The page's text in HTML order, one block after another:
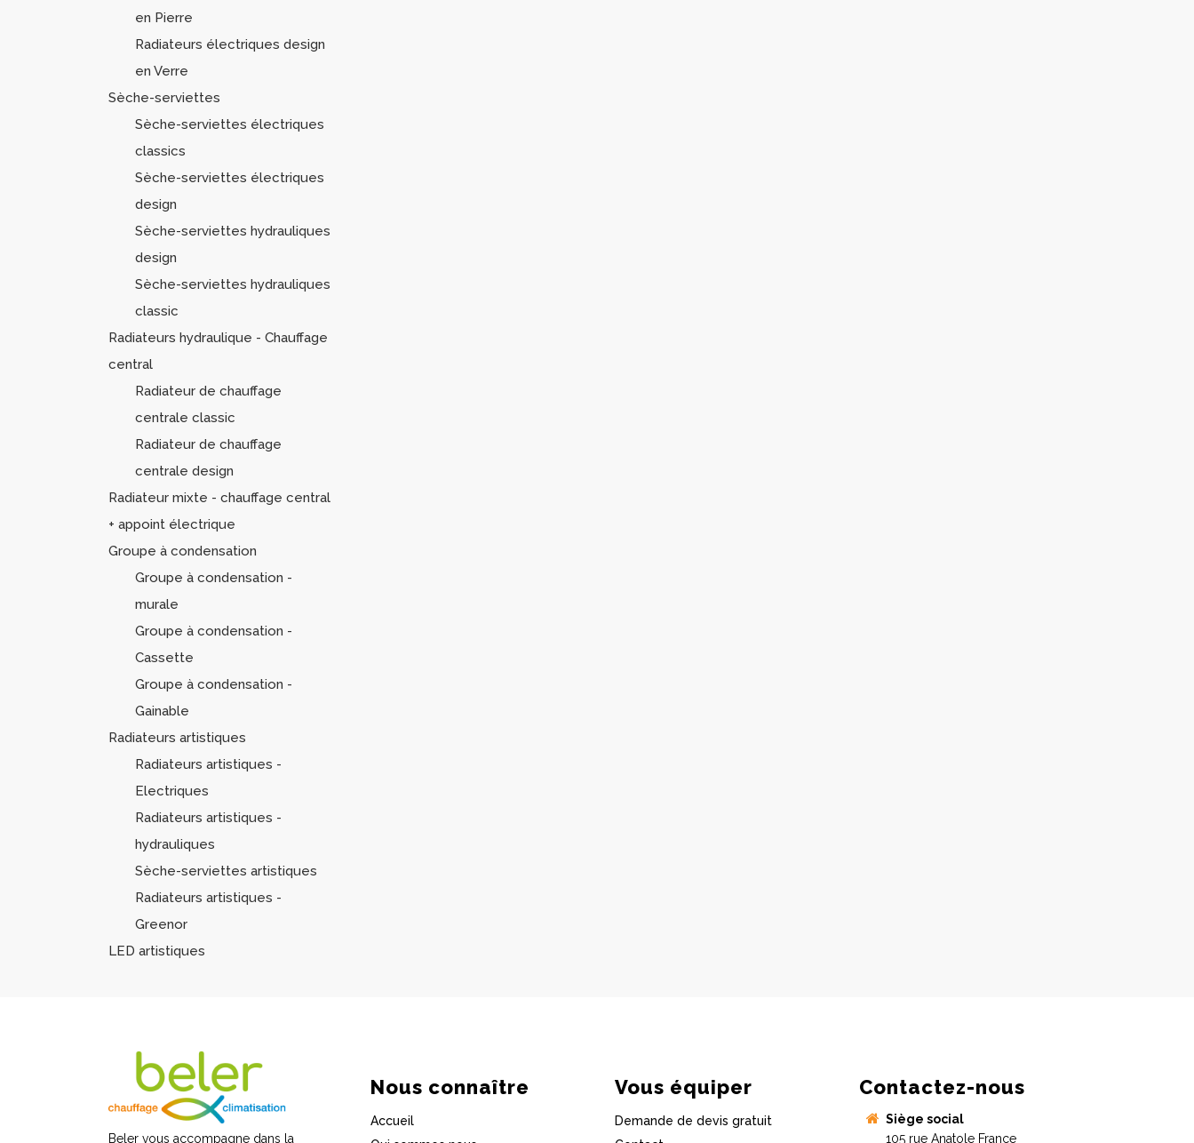
en Pierre
Radiateurs électriques design
en Verre
Sèche-serviettes
Sèche-serviettes électriques
classics
Sèche-serviettes électriques
design
Sèche-serviettes hydrauliques
design
Sèche-serviettes hydrauliques
classic
Radiateurs hydraulique - Chauffage
central
Radiateur de chauffage
centrale classic
Radiateur de chauffage
centrale design
Radiateur mixte - chauffage central
+ appoint électrique
Groupe à condensation
Groupe à condensation -
murale
Groupe à condensation -
Cassette
Groupe à condensation -
Gainable
Radiateurs artistiques
Radiateurs artistiques -
Electriques
Radiateurs artistiques -
hydrauliques
Sèche-serviettes artistiques
Radiateurs artistiques -
Greenor
LED artistiques
Beler vous accompagne dans la
Nous connaître
Accueil
Vous équiper
Demande de devis gratuit
Contactez-nous
Siège social
105 rue Anatole France